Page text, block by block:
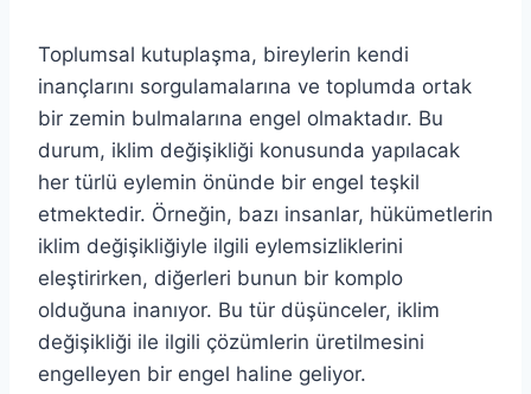
Toplumsal kutuplaşma, bireylerin kendi
inançlarını sorgulamalarına ve toplumda ortak
bir zemin bulmalarına engel olmaktadır. Bu
durum, iklim değişikliği konusunda yapılacak
her türlü eylemin önünde bir engel teşkil
etmektedir. Örneğin, bazı insanlar, hükümetlerin
iklim değişikliğiyle ilgili eylemsizliklerini
eleştirirken, diğerleri bunun bir komplo
olduğuna inanıyor. Bu tür düşünceler, iklim
değişikliği ile ilgili çözümlerin üretilmesini
engelleyen bir engel haline geliyor.